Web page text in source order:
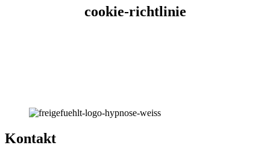
cookie-richtlinie
Kontakt